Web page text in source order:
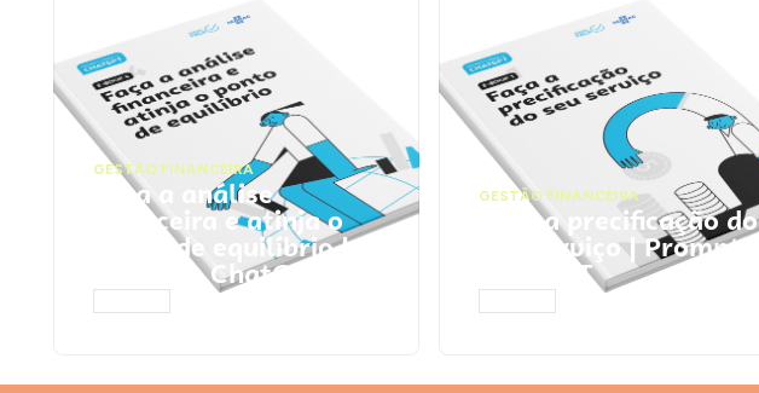
GESTÃO FINANCEIRA
Faça a análise
financeira e atinja o
ponto de equilíbrio |
Prompts ChatGPT
GESTÃO FINANCEIRA
Faça a precificação do
seu serviço | Prompts
ChatGPT